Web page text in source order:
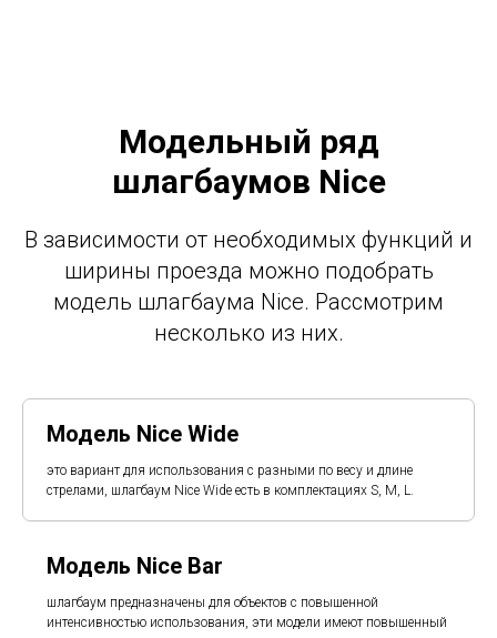
Модельный ряд
шлагбаумов Nice
В зависимости от необходимых функций и
ширины проезда можно подобрать
модель шлагбаума Nice. Рассмотрим
несколько из них.
Модель Nice Wide
это вариант для использования с разными по весу и длине
стрелами, шлагбаум Nice Wide есть в комплектациях S, M, L.
Модель Nice Bar
шлагбаум предназначены для объектов с повышенной
интенсивностью использования, эти модели имеют повышенный